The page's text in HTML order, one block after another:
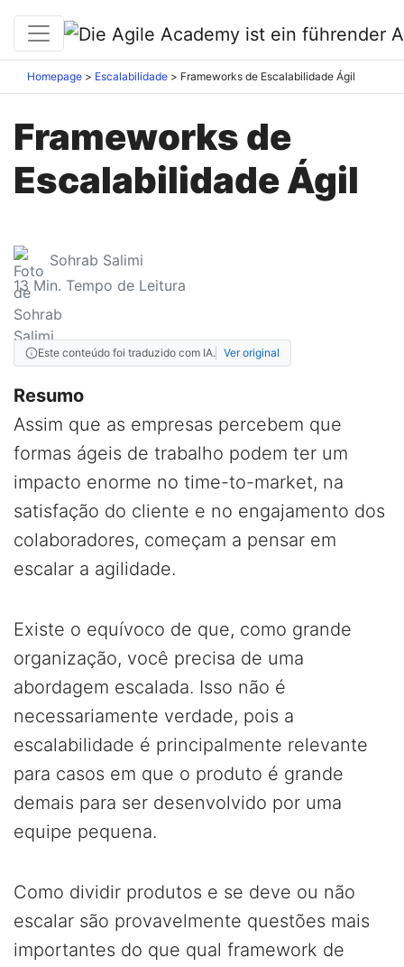
Homepage Escalabilidade Frameworks de Escalabilidade Ágil
Frameworks de
Escalabilidade Ágil
Sohrab Salimi
13 Min. Tempo de Leitura
Este conteúdo foi traduzido com IA. Ver original
Resumo
Assim que as empresas percebem que
formas ágeis de trabalho podem ter um
impacto enorme no time-to-market, na
satisfação do cliente e no engajamento dos
colaboradores, começam a pensar em
escalar a agilidade.
Existe o equívoco de que, como grande
organização, você precisa de uma
abordagem escalada. Isso não é
necessariamente verdade, pois a
escalabilidade é principalmente relevante
para casos em que o produto é grande
demais para ser desenvolvido por uma
equipe pequena.
Como dividir produtos e se deve ou não
escalar são provavelmente questões mais
importantes do que qual framework de